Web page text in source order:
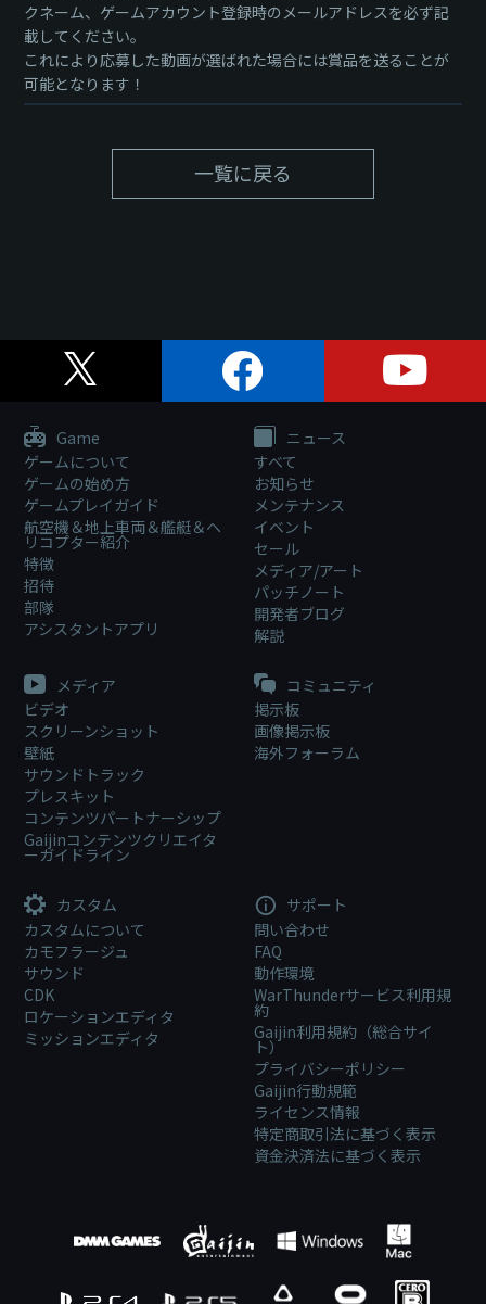
クネーム、ゲームアカウント登録時のメールアドレスを必ず記
載してください。
これにより応募した動画が選ばれた場合には賞品を送ることが
可能となります！
一覧に戻る
Game
ゲームについて
ゲームの始め方
ゲームプレイガイド
航空機＆地上車両＆艦艇＆ヘ
リコプター紹介
特徴
招待
部隊
アシスタントアプリ
ニュース
すべて
お知らせ
メンテナンス
イベント
セール
メディア/アート
パッチノート
開発者ブログ
解説
メディア
ビデオ
スクリーンショット
壁紙
サウンドトラック
プレスキット
コンテンツパートナーシップ
Gaijinコンテンツクリエイタ
ーガイドライン
コミュニティ
掲示板
画像掲示板
海外フォーラム
カスタム
カスタムについて
カモフラージュ
サウンド
CDK
ロケーションエディタ
ミッションエディタ
サポート
問い合わせ
FAQ
動作環境
WarThunderサービス利用規
約
Gaijin利用規約（総合サイ
ト）
プライバシーポリシー
Gaijin行動規範
ライセンス情報
特定商取引法に基づく表示
資金決済法に基づく表示